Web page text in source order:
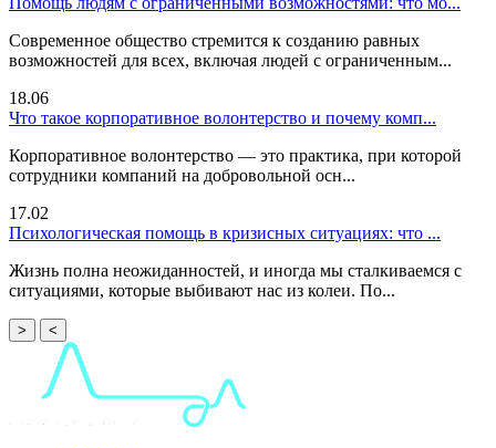
Современное общество стремится к созданию равных
возможностей для всех, включая людей с ограниченным...
18.06
Что такое корпоративное волонтерство и почему комп...
Корпоративное волонтерство — это практика, при которой
сотрудники компаний на добровольной осн...
17.02
Психологическая помощь в кризисных ситуациях: что ...
Жизнь полна неожиданностей, и иногда мы сталкиваемся с
ситуациями, которые выбивают нас из колеи. По...
> <